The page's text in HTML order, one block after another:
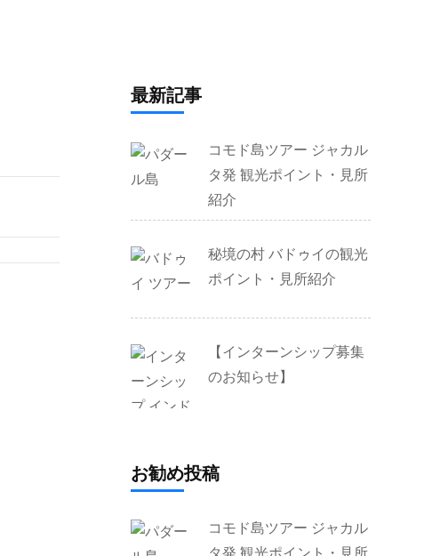
最新記事
コモド島ツアー ジャカル
タ発 観光ポイント・見所
紹介
秘境の村 バドゥイの観光
ポイント・見所紹介
【インターンシップ募集
のお知らせ】
お勧め投稿
コモド島ツアー ジャカル
タ発 観光ポイント・見所